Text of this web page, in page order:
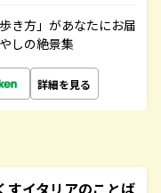
き方」があなたにお届
しの絶景集
詳細を見る
すイタリアのことば